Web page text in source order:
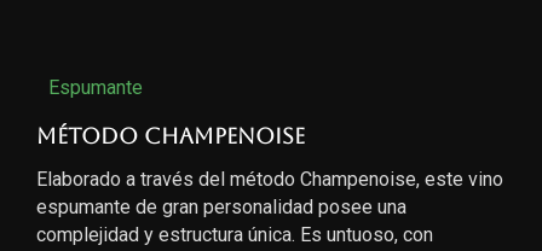
Espumante
Método Champenoise
Elaborado a través del método Champenoise, este vino
espumante de gran personalidad posee una
complejidad y estructura única. Es untuoso, con